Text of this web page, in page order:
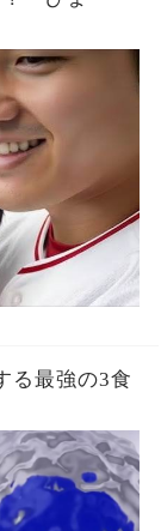
る最強の3食